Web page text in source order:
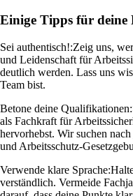
Einige Tipps für deine
Sei authentisch!:Zeig uns,
und Leidenschaft für
deutlich werden. Lass uns
Team bist.
Betone deine Qualifikationen:
als Fachkraft für
hervorhebst. Wir suchen
und Arbeitsschutz-
Verwende klare Sprache:
verständlich. Vermeide